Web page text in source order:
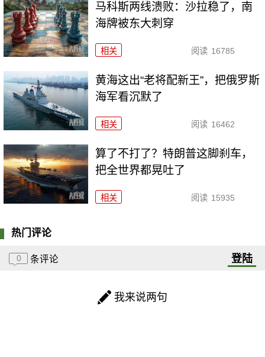
马科斯两线溃败：沙拉稳了，南
海牌被东大刺穿
相关 阅读 16785
黄海这出“老将配新王”，把俄罗斯
海军看沉默了
相关 阅读 16462
算了不打了？特朗普这脚刹车，
把全世界都晃吐了
相关 阅读 15935
热门评论
0 条评论 登陆
我来说两句